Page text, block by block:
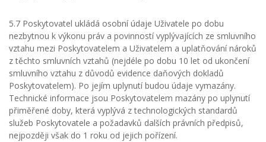
5.7 Poskytovatel ukládá osobní údaje Uživatele po dobu
nezbytnou k výkonu práv a povinností vyplývajících ze smluvního
vztahu mezi Poskytovatelem a Uživatelem a uplatňování nároků
z těchto smluvních vztahů (nejdéle po dobu 10 let od ukončení
smluvního vztahu z důvodů evidence daňových dokladů
Poskytovatelem). Po jejím uplynutí budou údaje vymazány.
Technické informace jsou Poskytovatelem mazány po uplynutí
přiměřené doby, která vyplývá z technologických standardů
služeb Poskytovatele a požadavků dalších právních předpisů,
nejpozději však do 1 roku od jejich pořízení.